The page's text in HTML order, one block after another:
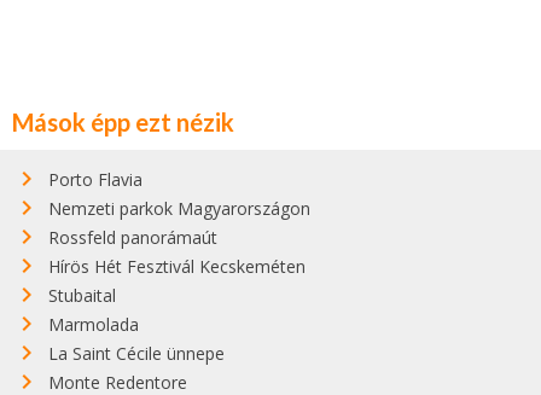
Mások épp ezt nézik
Porto Flavia
Nemzeti parkok Magyarországon
Rossfeld panorámaút
Hírös Hét Fesztivál Kecskeméten
Stubaital
Marmolada
La Saint Cécile ünnepe
Monte Redentore